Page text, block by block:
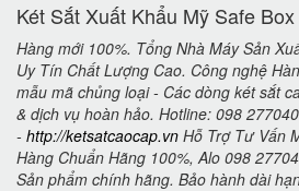
Két Sắt Xuất Khẩu Mỹ Safe Box
Hàng mới 100%. Tổng Nhà Máy Sản
Uy Tín Chất Lượng Cao. Công nghệ
mẫu mã chủng loại - Các dòng két sắt
& dịch vụ hoàn hảo. Hotline: 098
- http://ketsatcaocap.vn Hỗ Trợ Tư Vấn
Hàng Chuẩn Hãng 100%, Alo 098
Sản phẩm chính hãng. Bảo hành dài